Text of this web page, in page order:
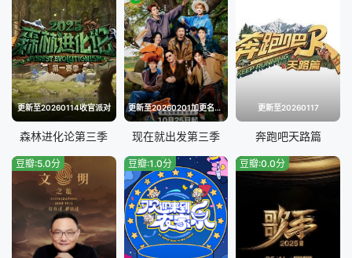
更新至20260114收官派对
森林进化论第三季
更新至20260201加更名场面特辑
现在就出发第三季
更新至20260117
奔跑吧天路篇
豆瓣:5.0分 豆瓣:1.0分 豆瓣:0.0分